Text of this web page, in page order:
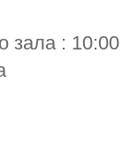
зала :